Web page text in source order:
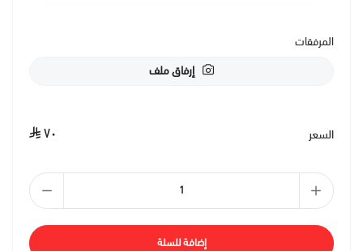
المرفقات
إرفاق ملف
السعر ٧٠
إضافة للسلة